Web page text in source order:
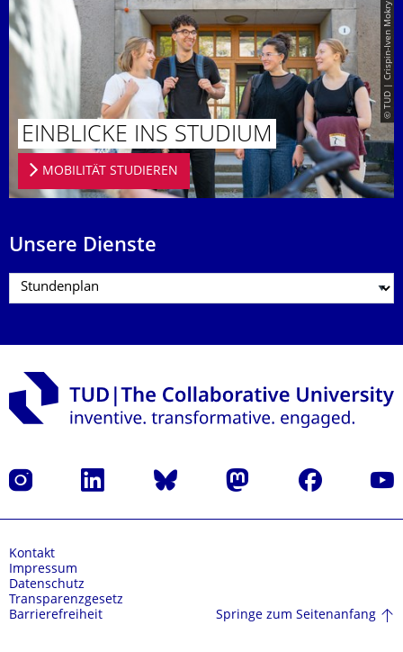
© TUD | Crispin-Iven Mokry
EINBLICKE INS STUDIUM
MOBILITÄT STUDIEREN
Unsere Dienste
Instagram LinkedIn Bluesky Mastodon Facebook
Kontakt
Impressum
Datenschutz
Transparenzgesetz
Barrierefreiheit
Springe zum Seitenanfang